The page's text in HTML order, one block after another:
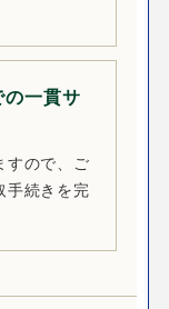
の一貫サ
すので、ご
手続きを完